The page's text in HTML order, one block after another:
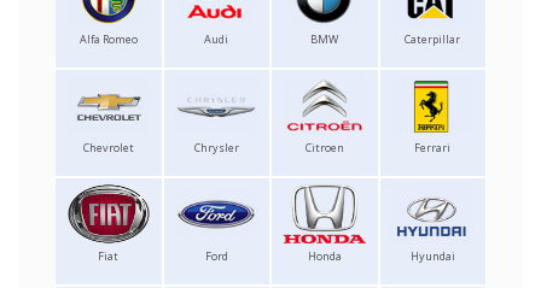
Alfa Romeo Audi BMW Caterpillar
Chevrolet Chrysler Citroen Ferrari
Fiat Ford Honda Hyundai